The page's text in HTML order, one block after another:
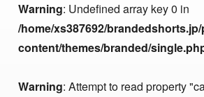
Warning: Undefined array key 0 in
/home/xs387692/
content/themes/branded/
Warning: Attempt to read property